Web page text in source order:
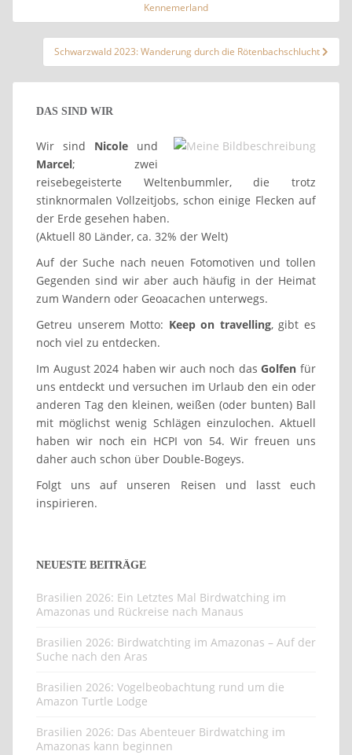
Kennemerland
Schwarzwald 2023: Wanderung durch die Rötenbachschlucht
DAS SIND WIR
Wir sind Nicole und
Marcel; zwei
reisebegeisterte Weltenbummler, die trotz
stinknormalen Vollzeitjobs, schon einige Flecken auf
der Erde gesehen haben.
(Aktuell 80 Länder, ca. 32% der Welt)
Auf der Suche nach neuen Fotomotiven und tollen
Gegenden sind wir aber auch häufig in der Heimat
zum Wandern oder Geoacachen unterwegs.
Getreu unserem Motto: Keep on travelling, gibt es
noch viel zu entdecken.
Im August 2024 haben wir auch noch dasGolfen für
uns entdeckt und versuchen im Urlaub den ein oder
anderen Tag den kleinen, weißen (oder bunten) Ball
mit möglichst wenig Schlägen einzulochen. Aktuell
haben wir noch ein HCPI von 54. Wir freuen uns
daher auch schon über Double-Bogeys.
Folgt uns auf unseren Reisen und lasst euch
inspirieren.
NEUESTE BEITRÄGE
Brasilien 2026: Ein Letztes Mal Birdwatching im
Amazonas und Rückreise nach Manaus
Brasilien 2026: Birdwatchting im Amazonas – Auf der
Suche nach den Aras
Brasilien 2026: Vogelbeobachtung rund um die
Amazon Turtle Lodge
Brasilien 2026: Das Abenteuer Birdwatching im
Amazonas kann beginnen